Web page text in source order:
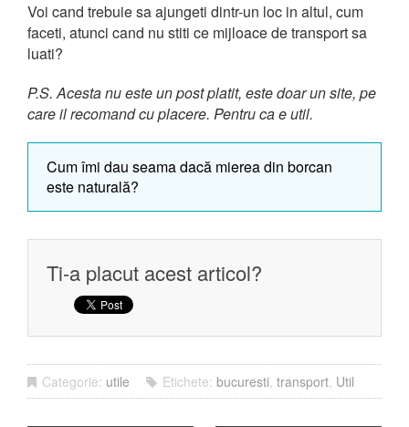
Voi cand trebuie sa ajungeti dintr-un loc in altul, cum
faceti, atunci cand nu stiti ce mijloace de transport sa
luati?
P.S. Acesta nu este un post platit, este doar un site, pe
care il recomand cu placere. Pentru ca e util.
Cum îmi dau seama dacă mierea din borcan
este naturală?
Ti-a placut acest articol?
Categorie: utile Etichete: bucuresti, transport, Util